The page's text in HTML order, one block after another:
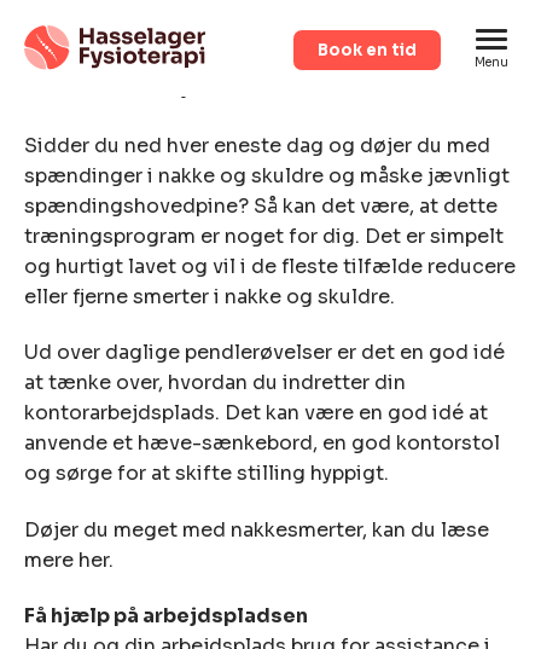
Menu
Book en tid
Pendlerøvelser
Sidder du ned hver eneste dag og døjer du med
spændinger i nakke og skuldre og måske jævnligt
spændingshovedpine? Så kan det være, at dette
træningsprogram er noget for dig. Det er simpelt
og hurtigt lavet og vil i de fleste tilfælde reducere
eller fjerne smerter i nakke og skuldre.
Ud over daglige pendlerøvelser er det en god idé
at tænke over, hvordan du indretter din
kontorarbejdsplads. Det kan være en god idé at
anvende et hæve-sænkebord, en god kontorstol
og sørge for at skifte stilling hyppigt.
Døjer du meget med nakkesmerter, kan du læse
mere her.
Få hjælp på arbejdspladsen